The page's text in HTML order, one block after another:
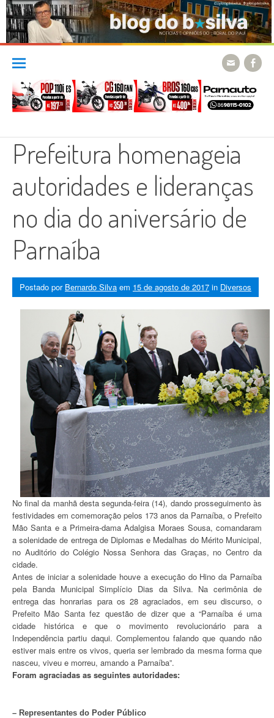
Skip
content
Prefeitura homenageia
autoridades e lideranças
no dia do aniversário de
Parnaíba
Postado por Bernardo Silva em 15 de agosto de 2017 in Diversos
No final da manhã desta segunda-feira (14), dando prosseguimento às
festividades em comemoração pelos 173 anos da Parnaíba, o Prefeito
Mão Santa e a Primeira-dama Adalgisa Moraes Sousa, comandaram
a solenidade de entrega de Diplomas e Medalhas do Mérito Municipal,
no Auditório do Colégio Nossa Senhora das Graças, no Centro da
cidade.
Antes de iniciar a solenidade houve a execução do Hino da Parnaíba
pela Banda Municipal Simplício Dias da Silva. Na cerimônia de
entrega das honrarias para os 28 agraciados, em seu discurso, o
Prefeito Mão Santa fez questão de dizer que a “Parnaíba é uma
cidade histórica e que o movimento revolucionário para a
Independência partiu daqui. Complementou falando que quando não
estiver mais entre os vivos, queria ser lembrado da mesma forma que
nasceu, viveu e morreu, amando a Parnaíba”.
Foram agraciadas as seguintes autoridades:
– Representantes do Poder Público